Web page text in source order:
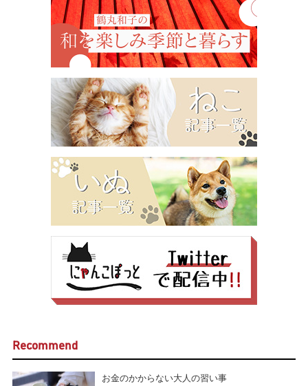
Recommend
お金のかからない大人の習い事